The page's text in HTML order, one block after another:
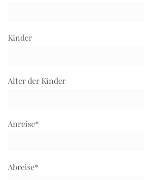
Kinder
Alter der Kinder
Anreise*
Abreise*